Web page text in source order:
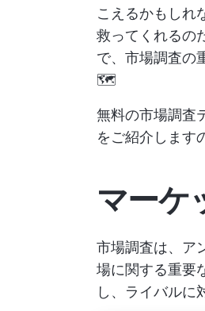
こえるかもしれ
救ってくれるの
で、市場調査の
🗺️
無料の市場調査
をご紹介します
マーケ
市場調査は、ア
場に関する重要
し、ライバルに